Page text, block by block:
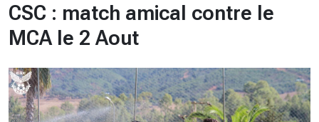
CSC : match amical contre le
MCA le 2 Aout